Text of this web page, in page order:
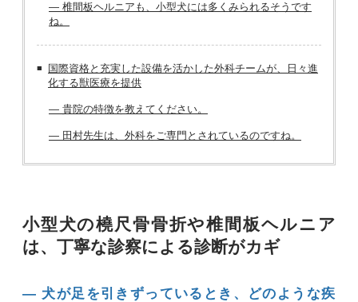
― 椎間板ヘルニアも、小型犬には多くみられるそうです
ね。
国際資格と充実した設備を活かした外科チームが、日々進
化する獣医療を提供
― 貴院の特徴を教えてください。
― 田村先生は、外科をご専門とされているのですね。
小型犬の橈尺骨骨折や椎間板ヘルニア
は、丁寧な診察による診断がカギ
― 犬が足を引きずっているとき、どのような疾